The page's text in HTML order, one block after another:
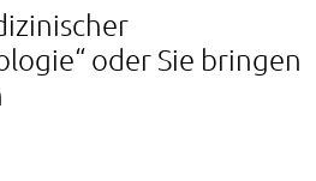
oder Sie bringen